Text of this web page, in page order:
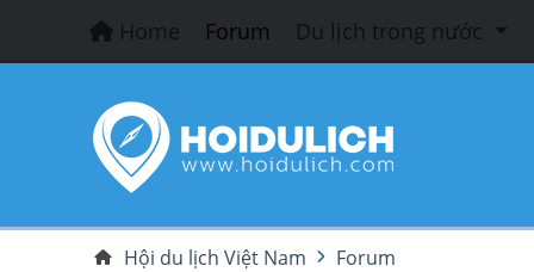
Home Forum Du lịch trong nước
Hội du lịch Việt Nam Forum